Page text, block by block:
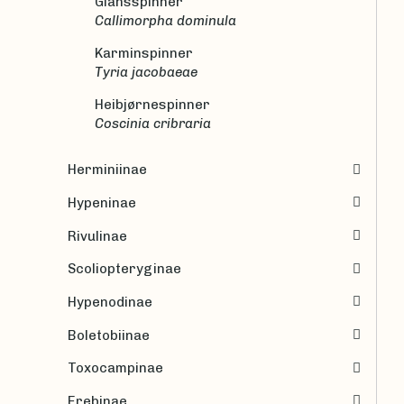
Callimorpha dominula
Karminspinner
Tyria jacobaeae
Heibjørnespinner
Coscinia cribraria
Herminiinae
Hypeninae
Rivulinae
Scoliopteryginae
Hypenodinae
Boletobiinae
Toxocampinae